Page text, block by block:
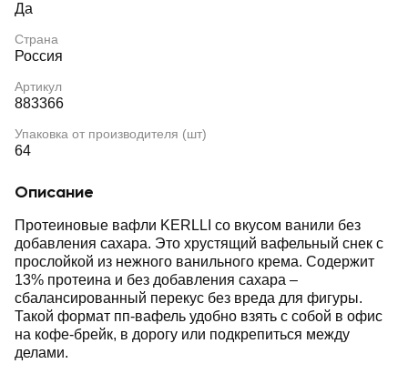
Да
Страна
Россия
Артикул
883366
Упаковка от производителя (шт)
64
Описание
Протеиновые вафли KERLLI со вкусом ванили без
добавления сахара. Это хрустящий вафельный снек с
прослойкой из нежного ванильного крема. Содержит
13% протеина и без добавления сахара ‒
сбалансированный перекус без вреда для фигуры.
Такой формат пп-вафель удобно взять с собой в офис
на кофе-брейк, в дорогу или подкрепиться между
делами.